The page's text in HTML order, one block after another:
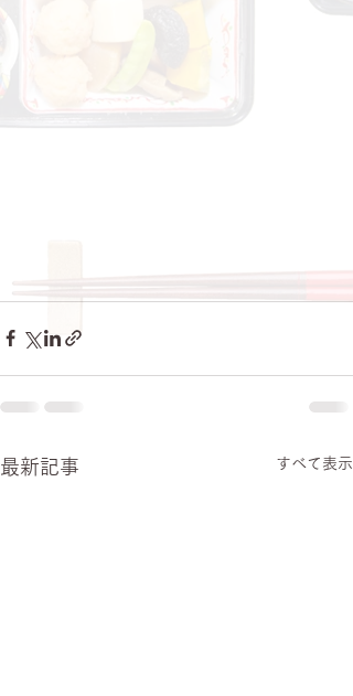
最新記事 すべて表示